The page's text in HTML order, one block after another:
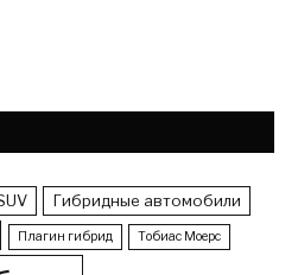
Гибридные автомобили
Плагин гибрид Тобиас Моерс